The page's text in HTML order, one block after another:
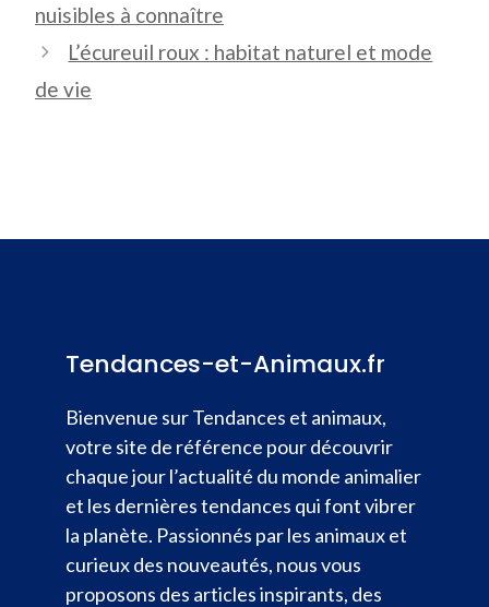
nuisibles à connaître
L’écureuil roux : habitat naturel et mode
de vie
Tendances-et-Animaux.fr
Bienvenue sur Tendances et animaux,
votre site de référence pour découvrir
chaque jour l’actualité du monde animalier
et les dernières tendances qui font vibrer
la planète. Passionnés par les animaux et
curieux des nouveautés, nous vous
proposons des articles inspirants, des